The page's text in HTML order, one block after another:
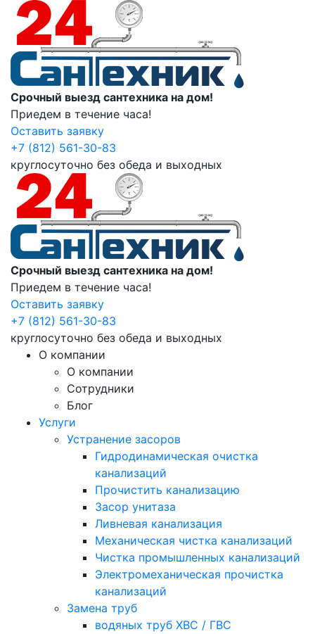
Срочный выезд сантехника на дом!
Приедем в течение часа!
Оставить заявку
+7 (812) 561-30-83
круглосуточно без обеда и выходных
Срочный выезд сантехника на дом!
Приедем в течение часа!
Оставить заявку
+7 (812) 561-30-83
круглосуточно без обеда и выходных
О компании
О компании
Сотрудники
Блог
Услуги
Устранение засоров
Гидродинамическая очистка
канализаций
Прочистить канализацию
Засор унитаза
Ливневая канализация
Механическая чистка канализаций
Чистка промышленных канализаций
Электромеханическая прочистка
канализаций
Замена труб
водяных труб ХВС / ГВС